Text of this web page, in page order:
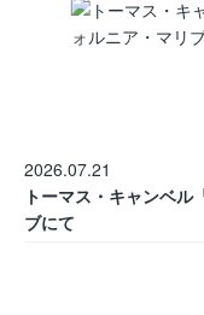
2026.07.21
トーマス・キャンベル
ブにて